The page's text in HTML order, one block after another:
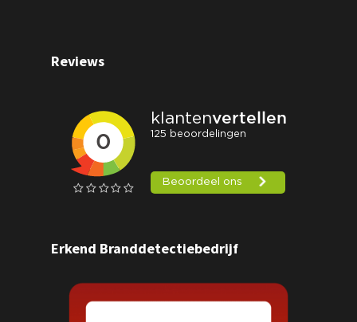
Reviews
Erkend Branddetectiebedrijf